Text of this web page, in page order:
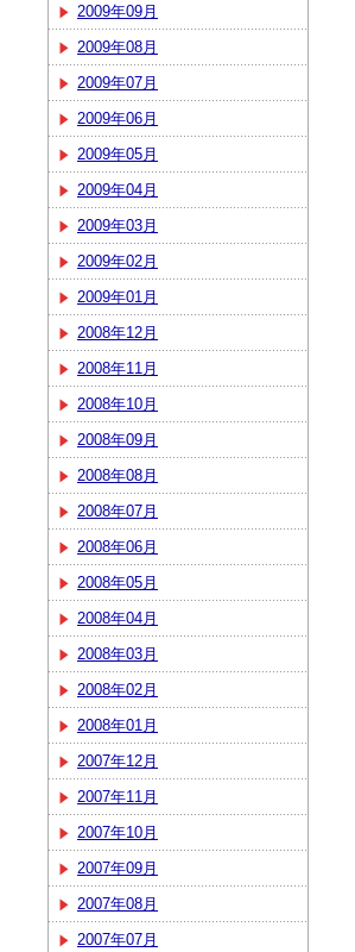
2009年09月
2009年08月
2009年07月
2009年06月
2009年05月
2009年04月
2009年03月
2009年02月
2009年01月
2008年12月
2008年11月
2008年10月
2008年09月
2008年08月
2008年07月
2008年06月
2008年05月
2008年04月
2008年03月
2008年02月
2008年01月
2007年12月
2007年11月
2007年10月
2007年09月
2007年08月
2007年07月